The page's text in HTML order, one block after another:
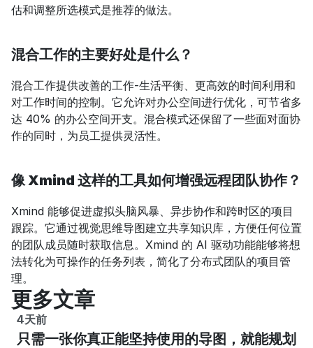
估和调整所选模式是推荐的做法。
混合工作的主要好处是什么？
混合工作提供改善的工作-生活平衡、更高效的时间利用和
对工作时间的控制。它允许对办公空间进行优化，可节省多
达 40% 的办公空间开支。混合模式还保留了一些面对面协
作的同时，为员工提供灵活性。
像 Xmind 这样的工具如何增强远程团队协作？
Xmind 能够促进虚拟头脑风暴、异步协作和跨时区的项目
跟踪。它通过视觉思维导图建立共享知识库，方便任何位置
的团队成员随时获取信息。Xmind 的 AI 驱动功能能够将想
法转化为可操作的任务列表，简化了分布式团队的项目管
理。
更多文章
4天前
只需一张你真正能坚持使用的导图，就能规划